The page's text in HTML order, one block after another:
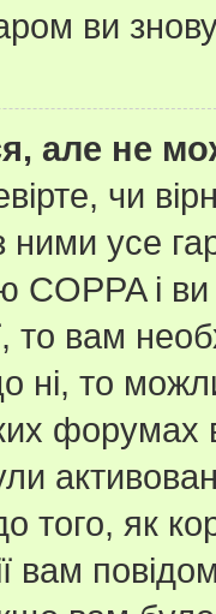
ви
але не
чи
усе
COPPA і
то вам
ні, то
форумах
того, як
вам